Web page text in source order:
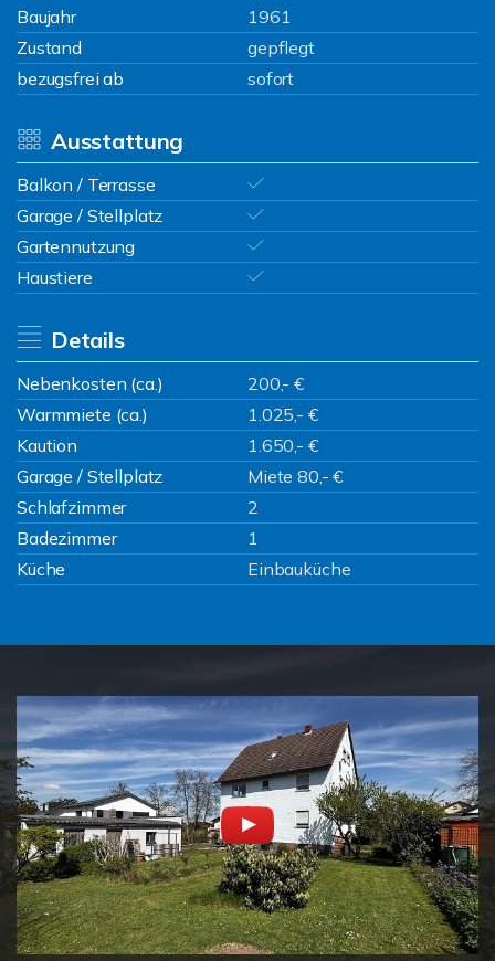
Baujahr
1961
Zustand
gepflegt
bezugsfrei ab
sofort
Ausstattung
Balkon / Terrasse
Garage / Stellplatz
Gartennutzung
Haustiere
Details
Nebenkosten (ca.)
200,- €
Warmmiete (ca.)
1.025,- €
Kaution
1.650,- €
Garage / Stellplatz
Miete 80,- €
Schlafzimmer
2
Badezimmer
1
Küche
Einbauküche